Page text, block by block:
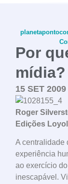
Por
mídia?
15 SET 2009
Roger
Edições
A centralidade
experiência
ao exercício
inescapável.